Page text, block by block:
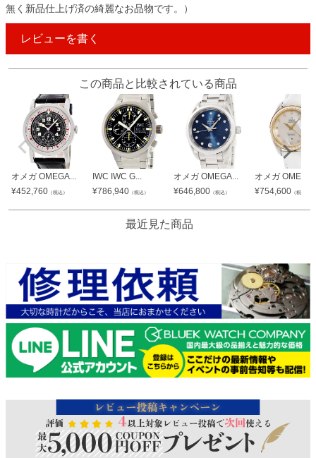
無く新品仕上げ済の綺麗なお品物です。）
レビューを書く
この商品と比較されている商品
オメガ OMEGA...
¥452,760 （税込）
IWC IWC G...
¥786,940 （税込）
オメガ OMEGA...
¥646,800 （税込）
オメガ
¥754,600 （税込）
最近見た商品